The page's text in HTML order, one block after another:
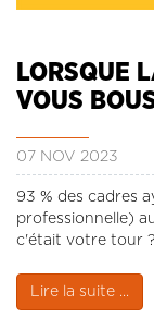
LE CREFAC
L’OBSERVATOIRE
LORSQUE
VOUS
07 NOV 2023
93 % des cadres
professionnelle)
c'était votre tour ?
Lire la suite ...